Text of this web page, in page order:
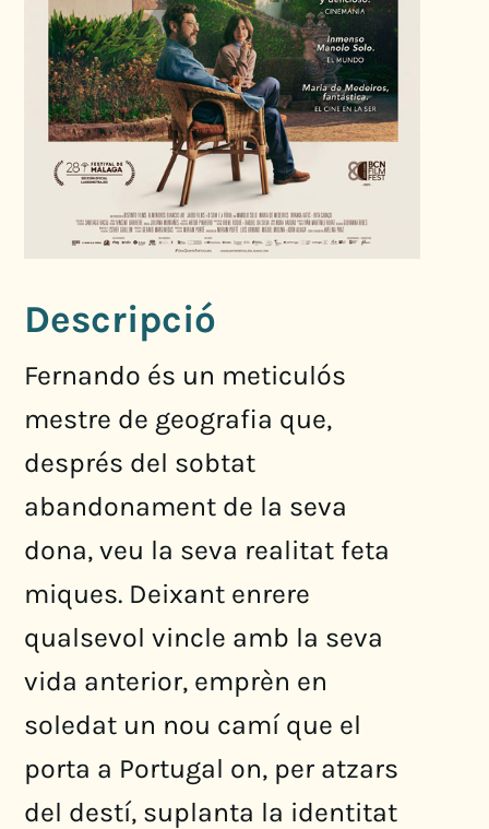
Descripció
Fernando és un meticulós
mestre de geografia que,
després del sobtat
abandonament de la seva
dona, veu la seva realitat feta
miques. Deixant enrere
qualsevol vincle amb la seva
vida anterior, emprèn en
soledat un nou camí que el
porta a Portugal on, per atzars
del destí, suplanta la identitat